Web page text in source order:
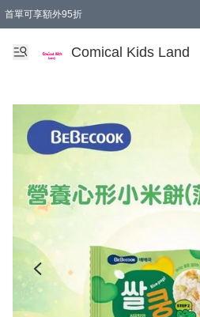
首單可享額外95折
Comical Kids Land